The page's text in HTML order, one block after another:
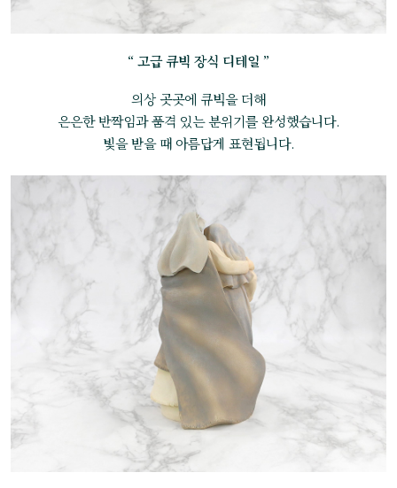
“ 고급 큐빅 장식 디테일 ”
의상 곳곳에 큐빅을 더해
은은한 반짝임과 품격 있는 분위기를 완성했습니다.
빛을 받을 때 아름답게 표현됩니다.